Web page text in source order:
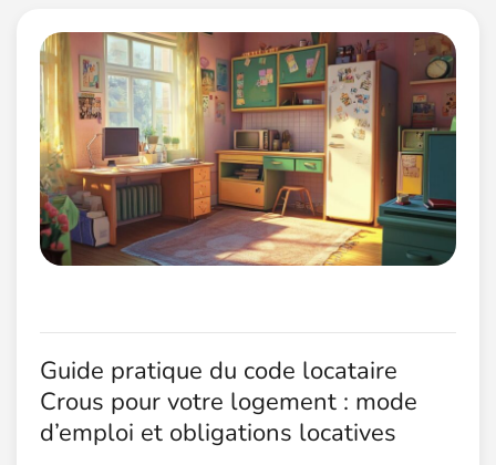
Guide pratique du code locataire
Crous pour votre logement : mode
d’emploi et obligations locatives